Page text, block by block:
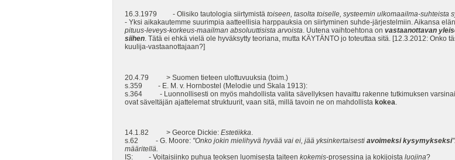
16.3.1979 - Olisiko tautologia siirtymistä toiseen, tasolta toiselle, systeemin ulkomaailma-suhteista
- Yksi aikakautemme suurimpia aatteellisia harppauksia on siirtyminen suhde-järjestelmiin. Aikansa
pituus-leveys-korkeus-maailman absoluuttisista arvoista. Uutena vaihtoehtona on vastaanottavan
siihen. Tätä ei ehkä vielä ole hyväksytty teoriana, mutta KÄYTÄNTO jo toteuttaa sitä. [12.3.2012: Onko
kuulija-vastaanottajaan?]
20.4.79 > Suomen tieteen ulottuvuuksia (toim.)
s.359 - E. M. v. Hornbostel (Melodie und Skala 1913):
s.364 - Luonnollisesti on myös mahdollista valita sävellyksen havaittu rakenne tutkimuksen
ovat säveltäjän ajattelemat struktuurit, vaan sitä, millä tavoin ne on mahdollista kokea
14.1.82 > Georce Dickie: Estetiikka.
s.62 - G. Moore: "Onko jokin mielihyvä hyvää vai ei, jää yksinkertaisesti avoimeksi kysymykseksi
määritellä.
IS: - Voitaisiinko puhua teoksen luomisesta taiteen kokemis-prosessina ja kokijoista luojina?